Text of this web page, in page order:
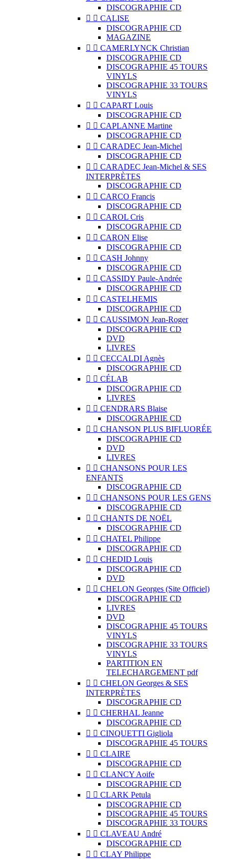
DISCOGRAPHIE CD
  CALISE
DISCOGRAPHIE CD
MAGAZINE
  CAMERLYNCK Christian
DISCOGRAPHIE CD
DISCOGRAPHIE 45 TOURS
VINYLS
DISCOGRAPHIE 33 TOURS
VINYLS
  CAPART Louis
DISCOGRAPHIE CD
  CAPLANNE Martine
DISCOGRAPHIE CD
  CARADEC Jean-Michel
DISCOGRAPHIE CD
  CARADEC Jean-Michel & SES
INTERPRÈTES
DISCOGRAPHIE CD
  CARCO Francis
DISCOGRAPHIE CD
  CAROL Cris
DISCOGRAPHIE CD
  CARON Elise
DISCOGRAPHIE CD
  CASH Johnny
DISCOGRAPHIE CD
  CASSIDY Paule-Andrée
DISCOGRAPHIE CD
  CASTELHEMIS
DISCOGRAPHIE CD
  CAUSSIMON Jean-Roger
DISCOGRAPHIE CD
DVD
LIVRES
  CECCALDI Agnès
DISCOGRAPHIE CD
  CÉLAB
DISCOGRAPHIE CD
LIVRES
  CENDRARS Blaise
DISCOGRAPHIE CD
  CHANSON PLUS BIFLUORÉE
DISCOGRAPHIE CD
DVD
LIVRES
  CHANSONS POUR LES
ENFANTS
DISCOGRAPHIE CD
  CHANSONS POUR LES GENS
DISCOGRAPHIE CD
  CHANTS DE NOËL
DISCOGRAPHIE CD
  CHATEL Philippe
DISCOGRAPHIE CD
  CHEDID Louis
DISCOGRAPHIE CD
DVD
  CHELON Georges (Site Officiel)
DISCOGRAPHIE CD
LIVRES
DVD
DISCOGRAPHIE 45 TOURS
VINYLS
DISCOGRAPHIE 33 TOURS
VINYLS
PARTITION EN
TELECHARGEMENT pdf
  CHELON Georges & SES
INTERPRÈTES
DISCOGRAPHIE CD
  CHERHAL Jeanne
DISCOGRAPHIE CD
  CINQUETTI Gigliola
DISCOGRAPHIE 45 TOURS
  CLAIRE
DISCOGRAPHIE CD
  CLANCY Aoife
DISCOGRAPHIE CD
  CLARK Petula
DISCOGRAPHIE CD
DISCOGRAPHIE 45 TOURS
DISCOGRAPHIE 33 TOURS
  CLAVEAU André
DISCOGRAPHIE CD
  CLAY Philippe